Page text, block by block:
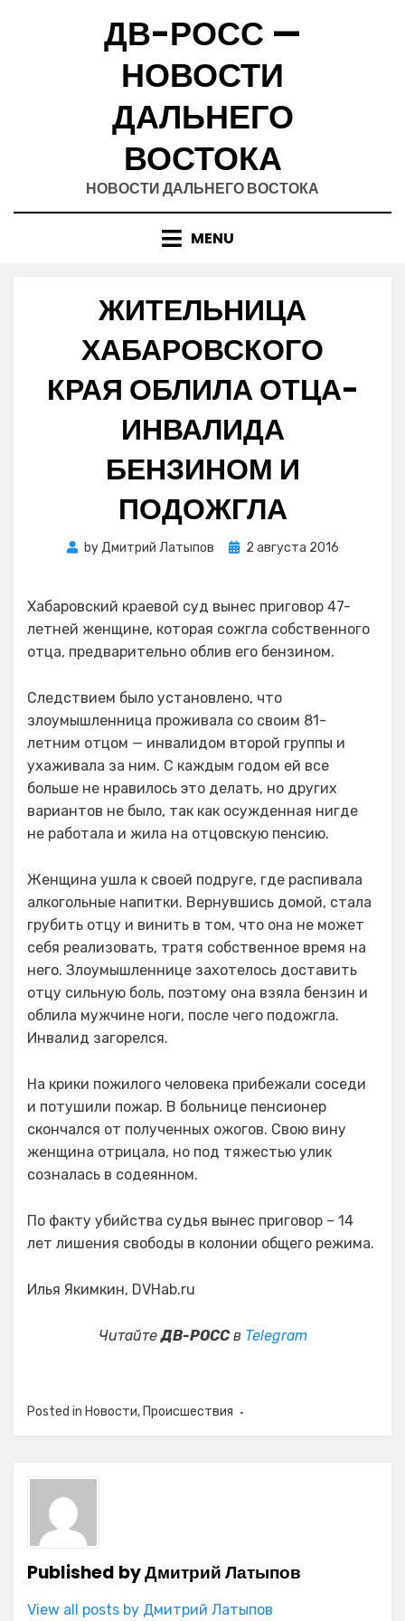
ДВ-РОСС —
НОВОСТИ
ДАЛЬНЕГО
ВОСТОКА
НОВОСТИ ДАЛЬНЕГО ВОСТОКА
MENU
ЖИТЕЛЬНИЦА
ХАБАРОВСКОГО
КРАЯ ОБЛИЛА ОТЦА-
ИНВАЛИДА
БЕНЗИНОМ И
ПОДОЖГЛА
byДмитрий Латыпов
Posted
2 августа 2016
Хабаровский краевой суд вынес приговор 47-
летней женщине, которая сожгла собственного
отца, предварительно облив его бензином.
Следствием было установлено, что
злоумышленница проживала со своим 81-
летним отцом — инвалидом второй группы и
ухаживала за ним. С каждым годом ей все
больше не нравилось это делать, но других
вариантов не было, так как осужденная нигде
не работала и жила на отцовскую пенсию.
Женщина ушла к своей подруге, где распивала
алкогольные напитки. Вернувшись домой, стала
грубить отцу и винить в том, что она не может
себя реализовать, тратя собственное время на
него. Злоумышленнице захотелось доставить
отцу сильную боль, поэтому она взяла бензин и
облила мужчине ноги, после чего подожгла.
Инвалид загорелся.
На крики пожилого человека прибежали соседи
и потушили пожар. В больнице пенсионер
скончался от полученных ожогов. Свою вину
женщина отрицала, но под тяжестью улик
созналась в содеянном.
По факту убийства судья вынес приговор – 14
лет лишения свободы в колонии общего режима.
Илья Якимкин, DVHab.ru
ЧитайтеДВ-РОССв Telegram
Posted in Новости, Происшествия
Published byДмитрий Латыпов
View all posts by Дмитрий Латыпов